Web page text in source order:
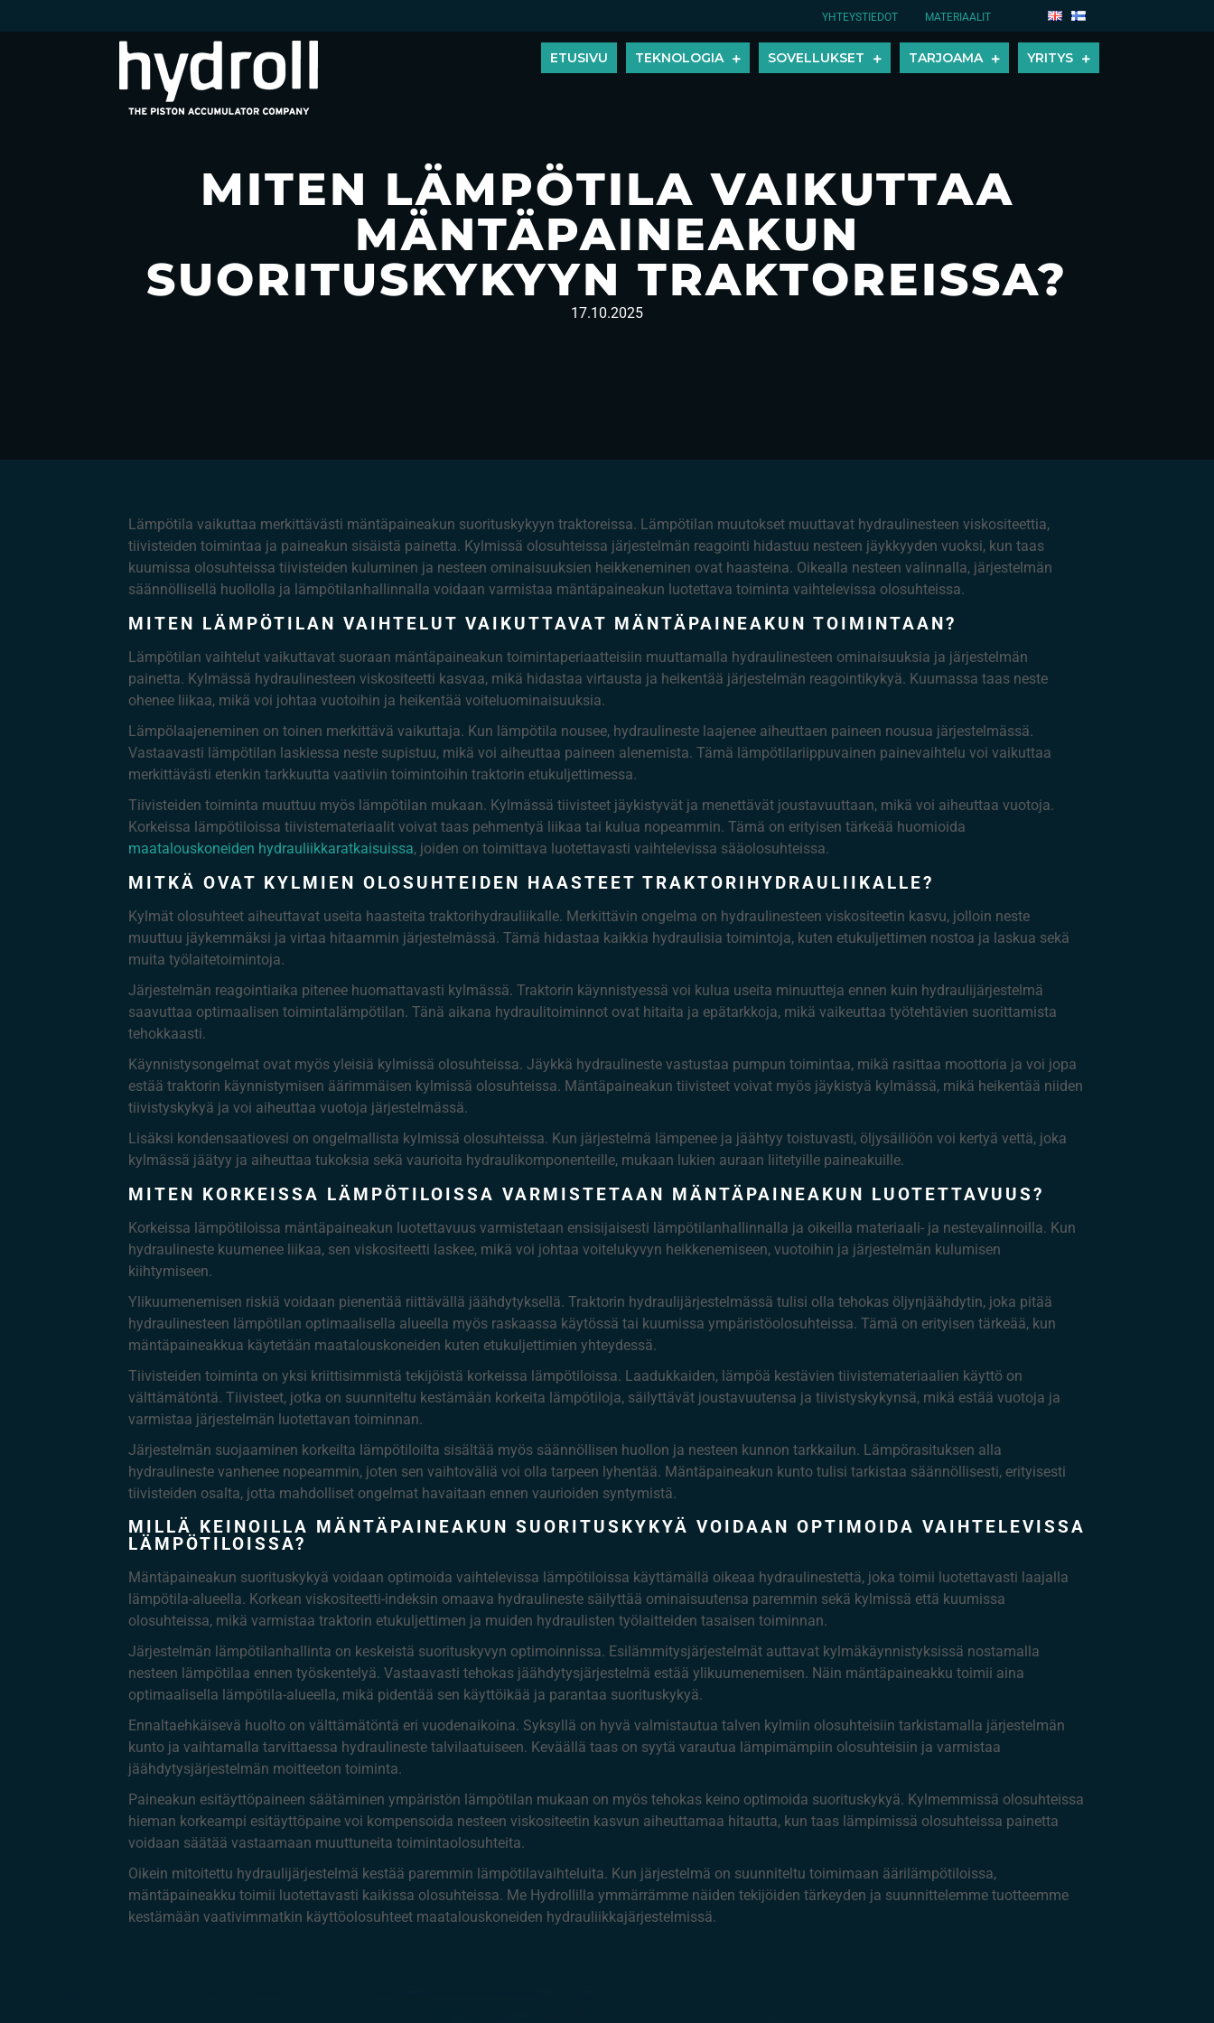
YHTEYSTIEDOT MATERIAALIT
ETUSIVU TEKNOLOGIA SOVELLUKSET TARJOAMA YRITYS
MITEN LÄMPÖTILA VAIKUTTAA
MÄNTÄPAINEAKUN
SUORITUSKYKYYN TRAKTOREISSA?
17.10.2025
Lämpötila vaikuttaa merkittävästi mäntäpaineakun suorituskykyyn traktoreissa. Lämpötilan muutokset muuttavat hydraulinesteen viskositeettia,
tiivisteiden toimintaa ja paineakun sisäistä painetta. Kylmissä olosuhteissa järjestelmän reagointi hidastuu nesteen jäykkyyden vuoksi, kun taas
kuumissa olosuhteissa tiivisteiden kuluminen ja nesteen ominaisuuksien heikkeneminen ovat haasteina. Oikealla nesteen valinnalla, järjestelmän
säännöllisellä huollolla ja lämpötilanhallinnalla voidaan varmistaa mäntäpaineakun luotettava toiminta vaihtelevissa olosuhteissa.
MITEN LÄMPÖTILAN VAIHTELUT VAIKUTTAVAT MÄNTÄPAINEAKUN TOIMINTAAN?
Lämpötilan vaihtelut vaikuttavat suoraan mäntäpaineakun toimintaperiaatteisiin muuttamalla hydraulinesteen ominaisuuksia ja järjestelmän
painetta. Kylmässä hydraulinesteen viskositeetti kasvaa, mikä hidastaa virtausta ja heikentää järjestelmän reagointikykyä. Kuumassa taas neste
ohenee liikaa, mikä voi johtaa vuotoihin ja heikentää voiteluominaisuuksia.
Lämpölaajeneminen on toinen merkittävä vaikuttaja. Kun lämpötila nousee, hydraulineste laajenee aiheuttaen paineen nousua järjestelmässä.
Vastaavasti lämpötilan laskiessa neste supistuu, mikä voi aiheuttaa paineen alenemista. Tämä lämpötilariippuvainen painevaihtelu voi vaikuttaa
merkittävästi etenkin tarkkuutta vaativiin toimintoihin traktorin etukuljettimessa.
Tiivisteiden toiminta muuttuu myös lämpötilan mukaan. Kylmässä tiivisteet jäykistyvät ja menettävät joustavuuttaan, mikä voi aiheuttaa vuotoja.
Korkeissa lämpötiloissa tiivistemateriaalit voivat taas pehmentyä liikaa tai kulua nopeammin. Tämä on erityisen tärkeää huomioida
maatalouskoneiden hydrauliikkaratkaisuissa, joiden on toimittava luotettavasti vaihtelevissa sääolosuhteissa.
MITKÄ OVAT KYLMIEN OLOSUHTEIDEN HAASTEET TRAKTORIHYDRAULIIKALLE?
Kylmät olosuhteet aiheuttavat useita haasteita traktorihydrauliikalle. Merkittävin ongelma on hydraulinesteen viskositeetin kasvu, jolloin neste
muuttuu jäykemmäksi ja virtaa hitaammin järjestelmässä. Tämä hidastaa kaikkia hydraulisia toimintoja, kuten etukuljettimen nostoa ja laskua sekä
muita työlaitetoimintoja.
Järjestelmän reagointiaika pitenee huomattavasti kylmässä. Traktorin käynnistyessä voi kulua useita minuutteja ennen kuin hydraulijärjestelmä
saavuttaa optimaalisen toimintalämpötilan. Tänä aikana hydraulitoiminnot ovat hitaita ja epätarkkoja, mikä vaikeuttaa työtehtävien suorittamista
tehokkaasti.
Käynnistysongelmat ovat myös yleisiä kylmissä olosuhteissa. Jäykkä hydraulineste vastustaa pumpun toimintaa, mikä rasittaa moottoria ja voi jopa
estää traktorin käynnistymisen äärimmäisen kylmissä olosuhteissa. Mäntäpaineakun tiivisteet voivat myös jäykistyä kylmässä, mikä heikentää niiden
tiivistyskykyä ja voi aiheuttaa vuotoja järjestelmässä.
Lisäksi kondensaatiovesi on ongelmallista kylmissä olosuhteissa. Kun järjestelmä lämpenee ja jäähtyy toistuvasti, öljysäiliöön voi kertyä vettä, joka
kylmässä jäätyy ja aiheuttaa tukoksia sekä vaurioita hydraulikomponenteille, mukaan lukien auraan liitetyille paineakuille.
MITEN KORKEISSA LÄMPÖTILOISSA VARMISTETAAN MÄNTÄPAINEAKUN LUOTETTAVUUS?
Korkeissa lämpötiloissa mäntäpaineakun luotettavuus varmistetaan ensisijaisesti lämpötilanhallinnalla ja oikeilla materiaali- ja nestevalinnoilla. Kun
hydraulineste kuumenee liikaa, sen viskositeetti laskee, mikä voi johtaa voitelukyvyn heikkenemiseen, vuotoihin ja järjestelmän kulumisen
kiihtymiseen.
Ylikuumenemisen riskiä voidaan pienentää riittävällä jäähdytyksellä. Traktorin hydraulijärjestelmässä tulisi olla tehokas öljynjäähdytin, joka pitää
hydraulinesteen lämpötilan optimaalisella alueella myös raskaassa käytössä tai kuumissa ympäristöolosuhteissa. Tämä on erityisen tärkeää, kun
mäntäpaineakkua käytetään maatalouskoneiden kuten etukuljettimien yhteydessä.
Tiivisteiden toiminta on yksi kriittisimmistä tekijöistä korkeissa lämpötiloissa. Laadukkaiden, lämpöä kestävien tiivistemateriaalien käyttö on
välttämätöntä. Tiivisteet, jotka on suunniteltu kestämään korkeita lämpötiloja, säilyttävät joustavuutensa ja tiivistyskykynsä, mikä estää vuotoja ja
varmistaa järjestelmän luotettavan toiminnan.
Järjestelmän suojaaminen korkeilta lämpötiloilta sisältää myös säännöllisen huollon ja nesteen kunnon tarkkailun. Lämpörasituksen alla
hydraulineste vanhenee nopeammin, joten sen vaihtoväliä voi olla tarpeen lyhentää. Mäntäpaineakun kunto tulisi tarkistaa säännöllisesti, erityisesti
tiivisteiden osalta, jotta mahdolliset ongelmat havaitaan ennen vaurioiden syntymistä.
MILLÄ KEINOILLA MÄNTÄPAINEAKUN SUORITUSKYKYÄ VOIDAAN OPTIMOIDA VAIHTELEVISSA
LÄMPÖTILOISSA?
Mäntäpaineakun suorituskykyä voidaan optimoida vaihtelevissa lämpötiloissa käyttämällä oikeaa hydraulinestettä, joka toimii luotettavasti laajalla
lämpötila-alueella. Korkean viskositeetti-indeksin omaava hydraulineste säilyttää ominaisuutensa paremmin sekä kylmissä että kuumissa
olosuhteissa, mikä varmistaa traktorin etukuljettimen ja muiden hydraulisten työlaitteiden tasaisen toiminnan.
Järjestelmän lämpötilanhallinta on keskeistä suorituskyvyn optimoinnissa. Esilämmitysjärjestelmät auttavat kylmäkäynnistyksissä nostamalla
nesteen lämpötilaa ennen työskentelyä. Vastaavasti tehokas jäähdytysjärjestelmä estää ylikuumenemisen. Näin mäntäpaineakku toimii aina
optimaalisella lämpötila-alueella, mikä pidentää sen käyttöikää ja parantaa suorituskykyä.
Ennaltaehkäisevä huolto on välttämätöntä eri vuodenaikoina. Syksyllä on hyvä valmistautua talven kylmiin olosuhteisiin tarkistamalla järjestelmän
kunto ja vaihtamalla tarvittaessa hydraulineste talvilaatuiseen. Keväällä taas on syytä varautua lämpimämpiin olosuhteisiin ja varmistaa
jäähdytysjärjestelmän moitteeton toiminta.
Paineakun esitäyttöpaineen säätäminen ympäristön lämpötilan mukaan on myös tehokas keino optimoida suorituskykyä. Kylmemmissä olosuhteissa
hieman korkeampi esitäyttöpaine voi kompensoida nesteen viskositeetin kasvun aiheuttamaa hitautta, kun taas lämpimissä olosuhteissa painetta
voidaan säätää vastaamaan muuttuneita toimintaolosuhteita.
Oikein mitoitettu hydraulijärjestelmä kestää paremmin lämpötilavaihteluita. Kun järjestelmä on suunniteltu toimimaan äärilämpötiloissa,
mäntäpaineakku toimii luotettavasti kaikissa olosuhteissa. Me Hydrollilla ymmärrämme näiden tekijöiden tärkeyden ja suunnittelemme tuotteemme
kestämään vaativimmatkin käyttöolosuhteet maatalouskoneiden hydrauliikkajärjestelmissä.